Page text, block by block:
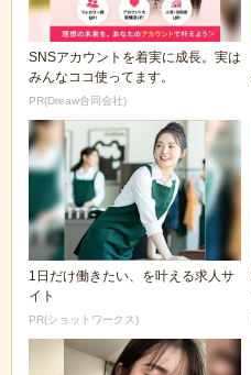
SNSアカウントを着実に成長。実は
みんなココ使ってます。
PR(Dreaw合同会社)
1日だけ働きたい、を叶える求人サ
イト
PR(ショットワークス)